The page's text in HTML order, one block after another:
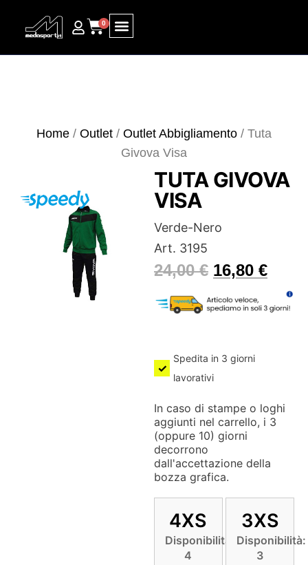
0
Home / Outlet / Outlet Abbigliamento / Tuta
Givova Visa
TUTA GIVOVA
VISA
Verde-Nero
Art. 3195
24,00€ 16,80 €
Spedita in 3 giorni
lavorativi
In caso di stampe o loghi
aggiunti nel carrello, i 3
(oppure 10) giorni
decorrono
dall'accettazione della
bozza grafica.
4XS
Disponibilità:
4
3XS
Disponibilità:
3